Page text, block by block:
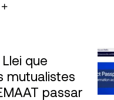
que
mutualistes
passar